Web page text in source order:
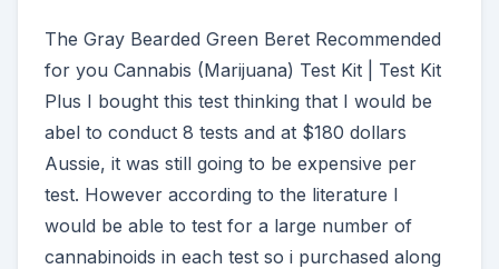
The Gray Bearded Green Beret Recommended
for you Cannabis (Marijuana) Test Kit | Test Kit
Plus I bought this test thinking that I would be
abel to conduct 8 tests and at $180 dollars
Aussie, it was still going to be expensive per
test. However according to the literature I
would be able to test for a large number of
cannabinoids in each test so i purchased along